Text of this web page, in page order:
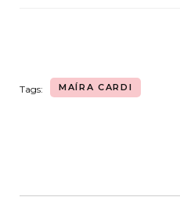
Tags: MAÍRA CARDI